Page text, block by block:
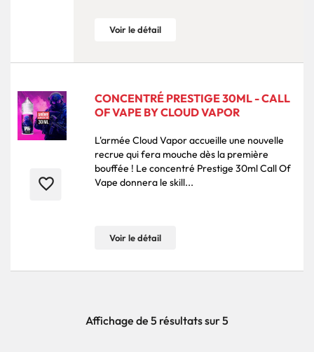
Voir le détail
favorite_border
CONCENTRÉ PRESTIGE 30ML - CALL
OF VAPE BY CLOUD VAPOR
L'armée Cloud Vapor accueille une nouvelle
recrue qui fera mouche dès la première
bouffée ! Le concentré Prestige 30ml Call Of
Vape donnera le skill...
Voir le détail
Affichage de 5 résultats sur 5